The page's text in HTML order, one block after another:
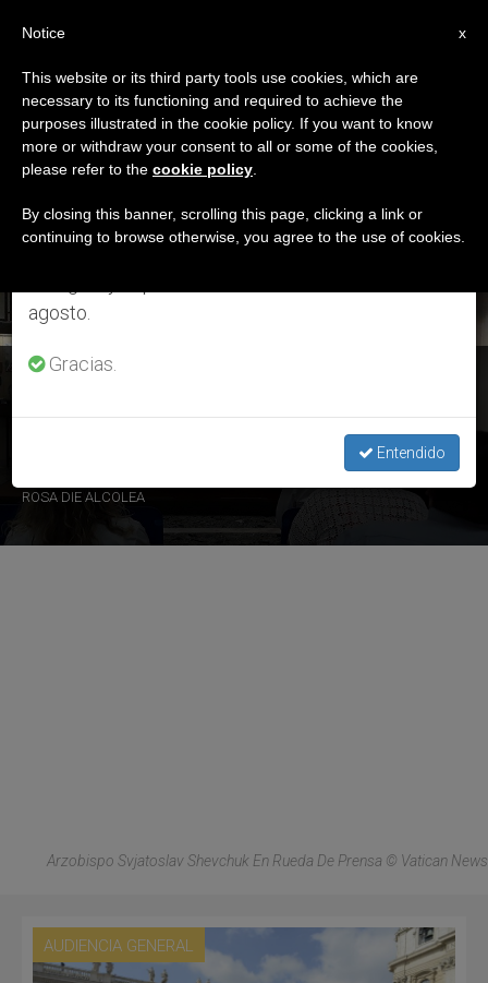
ETIQUETA
Posts Tagged ‘Sínodo
Permanente’
ÚLTIMAS NOTICIAS
Arzobispo mayor de Kiev-Halyč: El Papa «quiso asumir» el
ROSA DIE ALCOLEA
Arzobispo Svjatoslav Shevchuk En Rueda De Prensa © Vatican News
AUDIENCIA GENERAL
×
Aviso importante
Del 27 de julio al 7 de agosto haremos la pausa
anual, aprovechando que en el periodo de verano
se generan menos informaciones y también el
agosto.
Gracias.
Entendido
x
Notice
This website or its third party tools use cookies, which are
necessary to its functioning and required to achieve the
purposes illustrated in the cookie policy. If you want to know
more or withdraw your consent to all or some of the cookies,
please refer to the cookie policy
By closing this banner, scrolling this page, clicking a link or
continuing to browse otherwise, you agree to the use of cookies.